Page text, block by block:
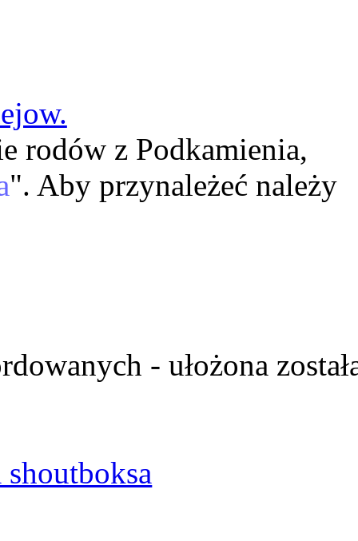
rodów z Podkamienia,
". Aby przynależeć należy
- ułożona